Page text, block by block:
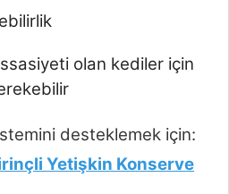
olan kediler için
desteklemek için:
Yetişkin Konserve